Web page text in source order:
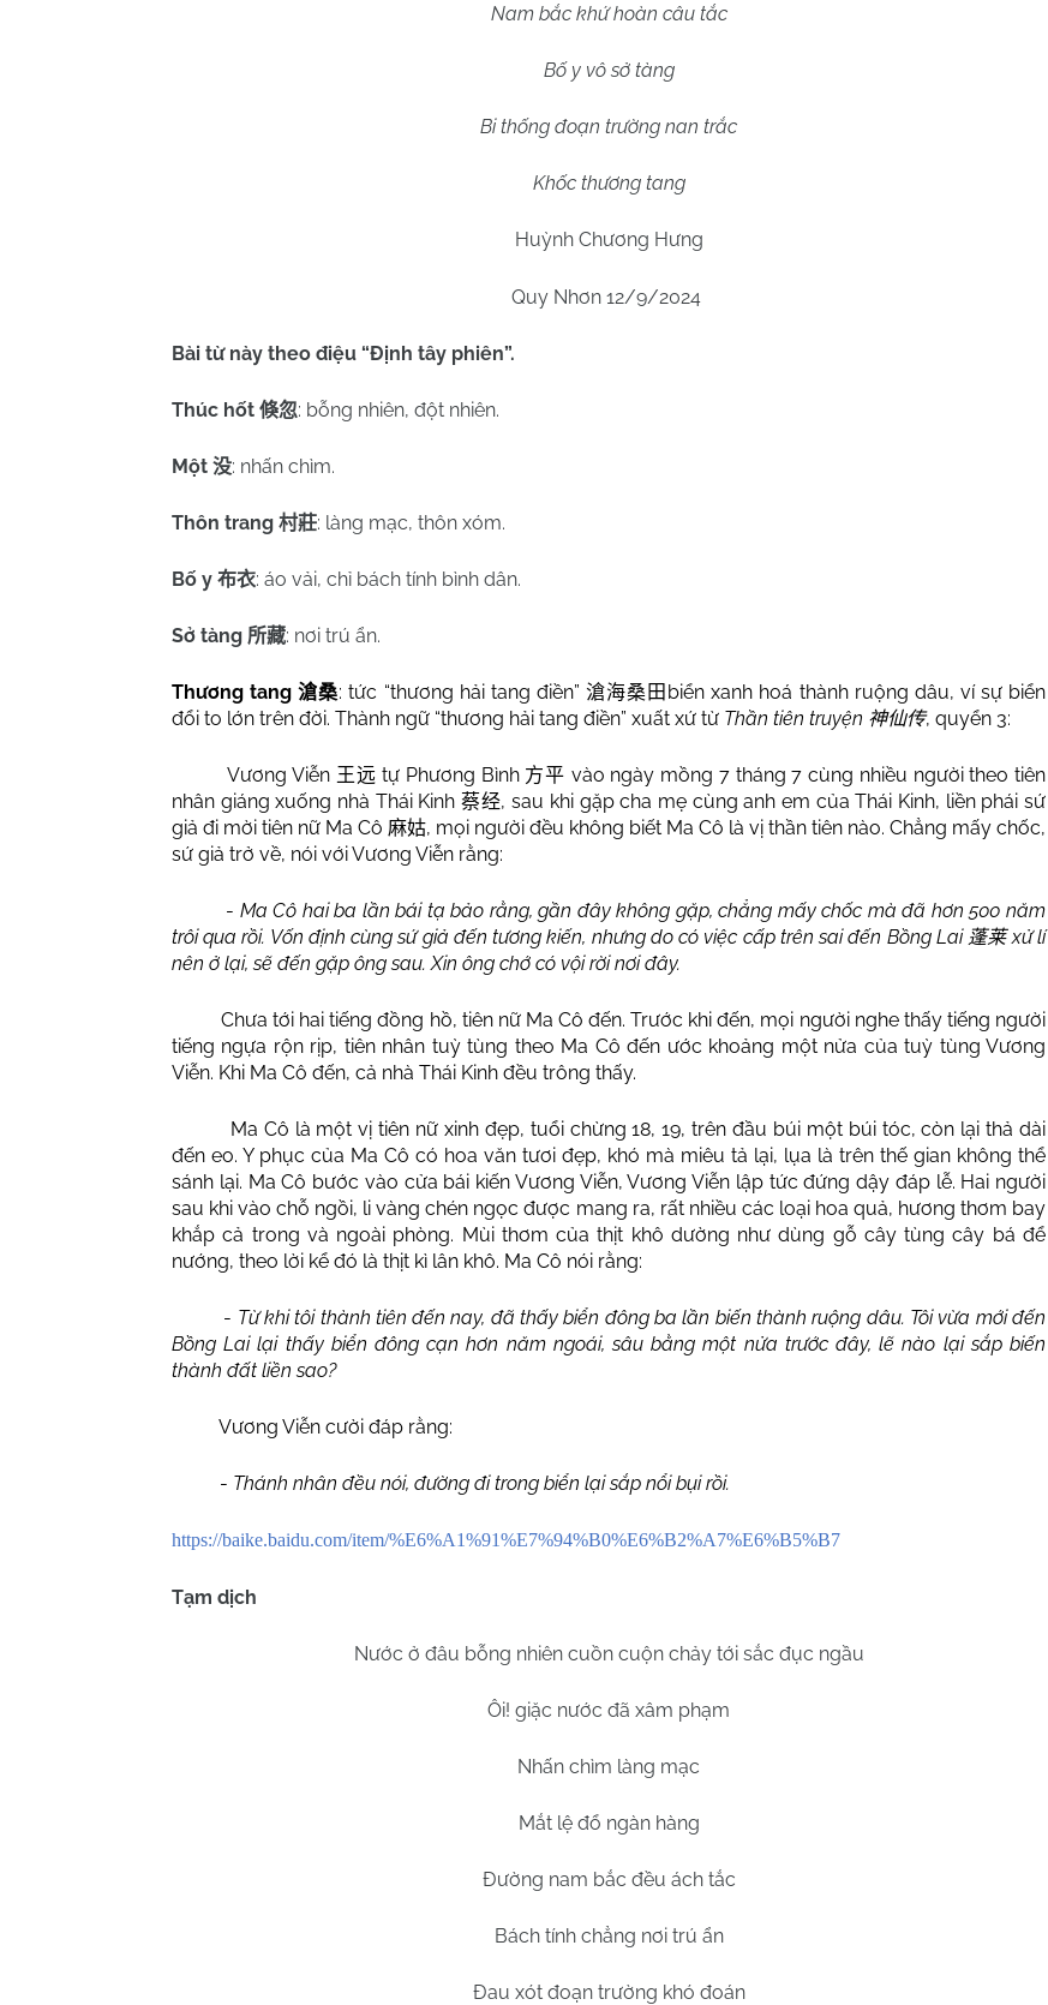
Nam bắc khứ hoàn câu tắc
Bố y vô sở tàng
Bi thống đoạn trường nan trắc
Khốc thương tang
Huỳnh Chương Hưng
Quy Nhơn 12/9/2024
Bài từ này theo điệu “Định tây phiên”.
Thúc hốt 倏忽: bỗng nhiên, đột nhiên.
Một 没: nhấn chìm.
Thôn trang 村莊: làng mạc, thôn xóm.
Bố y 布衣: áo vải, chỉ bách tính bình dân.
Sở tàng 所藏: nơi trú ẩn.
Thương tang滄桑: tức “thương hải tang điền” 滄海桑田 biển xanh hoá thành ruộng dâu, ví sự biển
đổi to lớn trên đời. Thành ngữ “thương hải tang điền” xuất xứ từ Thần tiên truyện 神仙传, quyển 3:
Vương Viễn 王远 tự Phương Bình 方平 vào ngày mồng 7 tháng 7 cùng nhiều người theo tiên
nhân giáng xuống nhà Thái Kinh蔡经, sau khi gặp cha mẹ cùng anh em của Thái Kinh, liền phái sứ
giả đi mời tiên nữ Ma Cô 麻姑, mọi người đều không biết Ma Cô là vị thần tiên nào. Chẳng mấy chốc,
sứ giả trở về, nói với Vương Viễn rằng:
- Ma Cô hai ba lần bái tạ bảo rằng, gần đây không gặp, chẳng mấy chốc mà đã hơn 500 năm
trôi qua rồi. Vốn định cùng sứ giả đến tương kiến, nhưng do có việc cấp trên sai đến Bồng Lai 蓬莱 xử lí
nên ở lại, sẽ đến gặp ông sau. Xin ông chớ có vội rời nơi đây.
Chưa tới hai tiếng đồng hồ, tiên nữ Ma Cô đến. Trước khi đến, mọi người nghe thấy tiếng người
tiếng ngựa rộn rịp, tiên nhân tuỳ tùng theo Ma Cô đến ước khoảng một nửa của tuỳ tùng Vương
Viễn. Khi Ma Cô đến, cả nhà Thái Kinh đều trông thấy.
Ma Cô là một vị tiên nữ xinh đẹp, tuổi chừng 18, 19, trên đầu búi một búi tóc, còn lại thả dài
đến eo. Y phục của Ma Cô có hoa văn tươi đẹp, khó mà miêu tả lại, lụa là trên thế gian không thể
sánh lại. Ma Cô bước vào cửa bái kiến Vương Viễn, Vương Viễn lập tức đứng dậy đáp lễ. Hai người
sau khi vào chỗ ngồi, li vàng chén ngọc được mang ra, rất nhiều các loại hoa quả, hương thơm bay
khắp cả trong và ngoài phòng. Mùi thơm của thịt khô dường như dùng gỗ cây tùng cây bá để
nướng, theo lời kể đó là thịt kì lân khô. Ma Cô nói rằng:
- Từ khi tôi thành tiên đến nay, đã thấy biển đông ba lần biến thành ruộng dâu. Tôi vừa mới đến
Bồng Lai lại thấy biển đông cạn hơn năm ngoái, sâu bằng một nửa trước đây, lẽ nào lại sắp biến
thành đất liền sao?
Vương Viễn cười đáp rằng:
- Thánh nhân đều nói, đường đi trong biển lại sắp nổi bụi rồi.
https://baike.baidu.com/item/%E6%A1%91%E7%94%B0%E6%B2%A7%E6%B5%B7
Tạm dịch
Nước ở đâu bỗng nhiên cuồn cuộn chảy tới sắc đục ngầu
Ôi! giặc nước đã xâm phạm
Nhấn chìm làng mạc
Mắt lệ đổ ngàn hàng
Đường nam bắc đều ách tắc
Bách tính chẳng nơi trú ẩn
Đau xót đoạn trường khó đoán